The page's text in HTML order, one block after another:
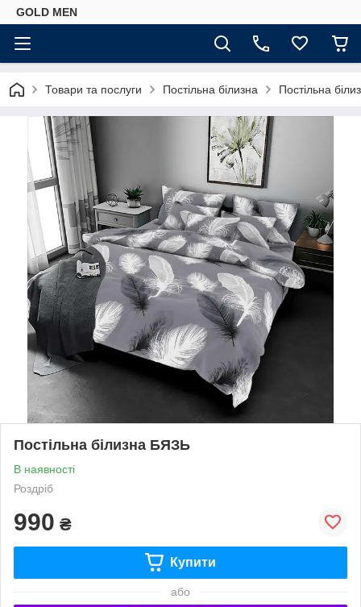
GOLD MEN
Товари та послуги Постільна білизна Постільна
Постільна білизна БЯЗЬ
В наявності
Роздріб
990 ₴
Купити
або